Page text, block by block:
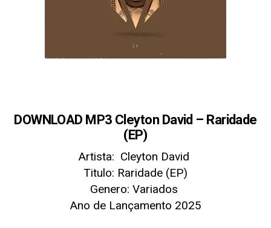
DOWNLOAD MP3 Cleyton David – Raridade
(EP)
Artista: Cleyton David
Titulo: Raridade (EP)
Genero: Variados
Ano de Lançamento 2025